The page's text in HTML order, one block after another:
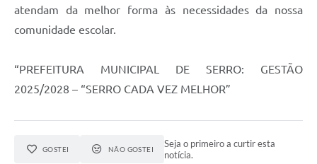
atendam da melhor forma às necessidades da nossa
comunidade escolar.
“PREFEITURA MUNICIPAL DE SERRO: GESTÃO
2025/2028 – “SERRO CADA VEZ MELHOR”
GOSTEI NÃO GOSTEI
Seja o primeiro a curtir esta
notícia.